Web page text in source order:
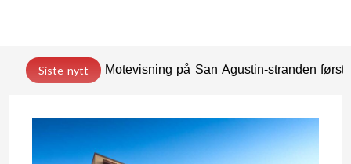
Siste nytt Motevisning på San Agustin-stranden